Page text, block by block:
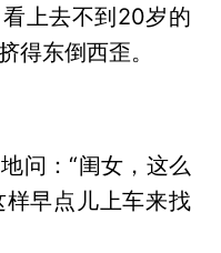
上去不到20岁的
得东倒西歪。
问：“闺女，这么
早点儿上车来找